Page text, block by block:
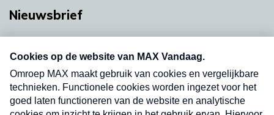
Nieuwsbrief
nieuwsbrief. Elke vrijdag- en dinsdagochtend in
uw mailbox.
Verzend